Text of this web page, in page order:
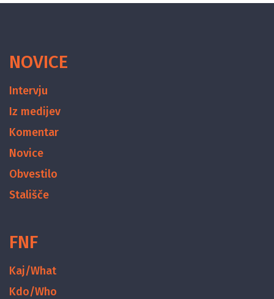
NOVICE
Intervju
Iz medijev
Komentar
Novice
Obvestilo
Stališče
FNF
Kaj/What
Kdo/Who